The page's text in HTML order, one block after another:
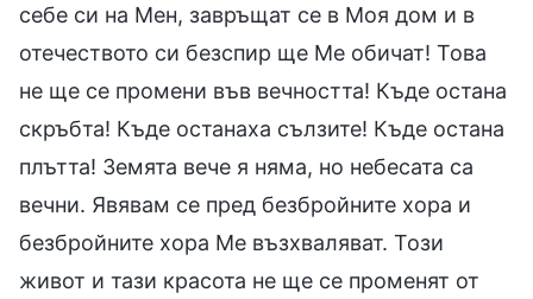
себе си на Мен, завръщат се в Моя дом и в
отечеството си безспир ще Ме обичат! Това
не ще се промени във вечността! Къде остана
скръбта! Къде останаха сълзите! Къде остана
плътта! Земята вече я няма, но небесата са
вечни. Явявам се пред безбройните хора и
безбройните хора Ме възхваляват. Този
живот и тази красота не ще се променят от